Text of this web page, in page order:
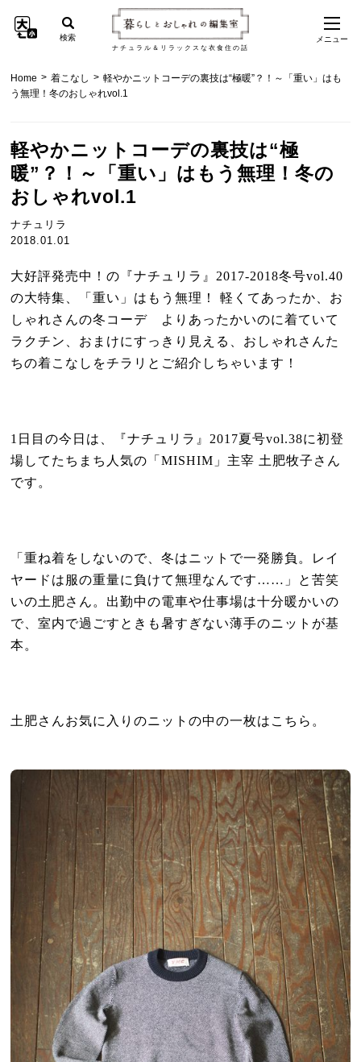
ナチュラル＆リラックスな衣食住の話
検索 メニュー
Home > 着こなし > 軽やかニットコーデの裏技は“極暖”？！～「重い」はも
う無理！冬のおしゃれvol.1
軽やかニットコーデの裏技は“極
暖”？！～「重い」はもう無理！冬の
おしゃれvol.1
ナチュリラ
2018.01.01
大好評発売中！の『ナチュリラ』2017-2018冬号vol.40
の大特集、
「重い」はもう無理！ 軽くてあったか、お
しゃれさんの冬コーデ より あったかいのに着ていて
ラクチン、おまけにすっきり見える、 おしゃれさんた
ちの着こなしをチラリとご紹介しちゃいます！
1 日目の今日は、『ナチュリラ』2017夏号vol.38に初登
場してたちまち人気の「MISHIM 」主宰 土肥牧子さん
です。
「重ね着をしないので、冬はニットで一発勝負。レイ
ヤードは服の重量に負けて無理なんです……」と苦笑
いの土肥さん。出勤中の電車や仕事場は十分暖かいの
で、室内で過ごすときも暑すぎない薄手のニットが基
本。
土肥さんお気に入りのニットの中の一枚はこちら。